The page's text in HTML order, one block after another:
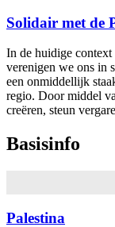
Solidair met de
In de huidige context
verenigen we ons in
een onmiddellijk
regio. Door middel
creëren, steun
Basisinfo
Palestina